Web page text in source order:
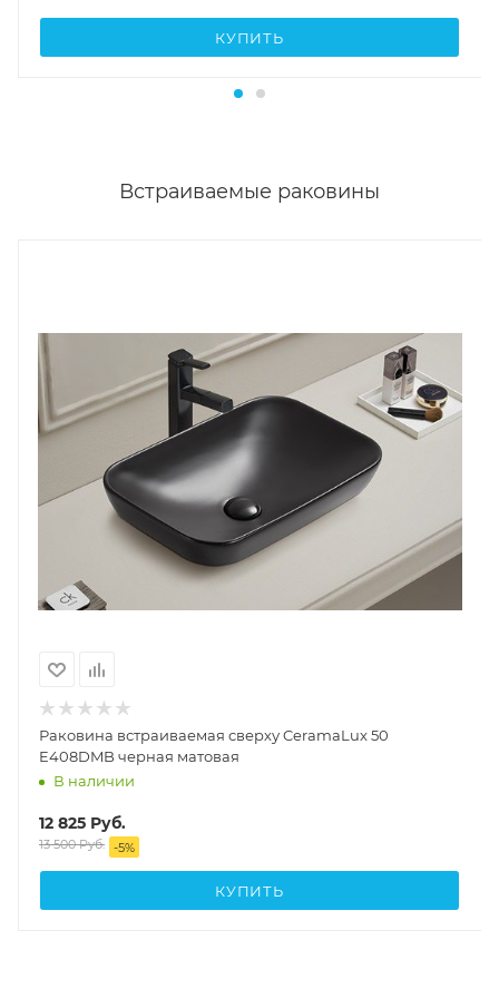
КУПИТЬ
Встраиваемые раковины
Раковина встраиваемая сверху CeramaLux 50
E408DMB черная матовая
В наличии
12 825 Руб.
13 500Руб. -5%
КУПИТЬ